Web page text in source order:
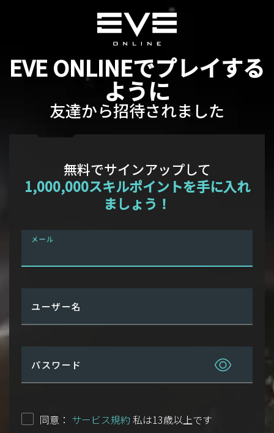
EVE ONLINEでプレイする
ように
友達から招待されました
無料でサインアップして
1,000,000スキルポイントを手に入れ
ましょう！
メール
ユーザー名
パスワード
同意： サービス規約 私は13歳以上です